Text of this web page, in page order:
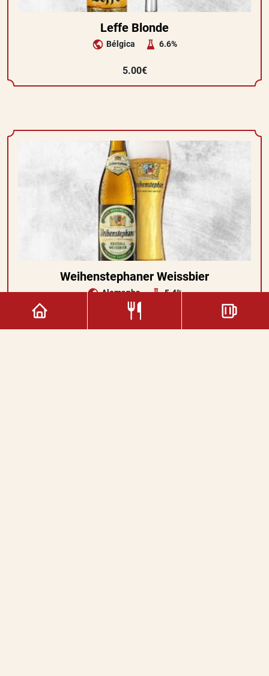
Leffe Blonde
Bélgica 6.6%
5.00€
Weihenstephaner Weissbier
Alemanha 5.4%
5.00€